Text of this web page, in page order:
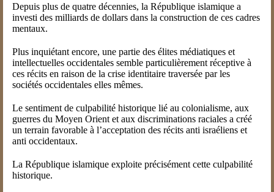
Depuis plus de quatre décennies, la République islamique a
investi des milliards de dollars dans la construction de ces cadres
mentaux.
Plus inquiétant encore, une partie des élites médiatiques et
intellectuelles occidentales semble particulièrement réceptive à
ces récits en raison de la crise identitaire traversée par les
sociétés occidentales elles mêmes.
Le sentiment de culpabilité historique lié au colonialisme, aux
guerres du Moyen Orient et aux discriminations raciales a créé
un terrain favorable à l’acceptation des récits anti israéliens et
anti occidentaux.
La République islamique exploite précisément cette culpabilité
historique.